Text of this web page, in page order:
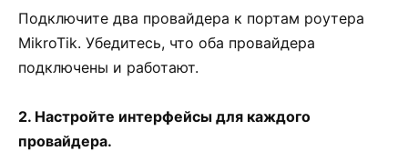
Подключите два провайдера к портам роутера
MikroTik. Убедитесь, что оба провайдера
подключены и работают.
2. Настройте интерфейсы для каждого
провайдера.